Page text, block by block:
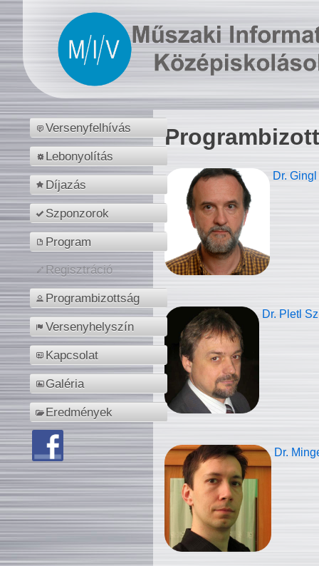
Versenyfelhívás
Lebonyolítás
Díjazás
Szponzorok
Program
Regisztráció
Programbizottság
Versenyhelyszín
Kapcsolat
Galéria
Eredmények
Dr.
Dr. Pletl
Dr.